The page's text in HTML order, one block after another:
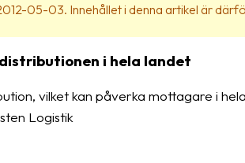
05-03. Innehållet i denna artikel är
i hela landet
vilket kan påverka mottagare i
Logistik